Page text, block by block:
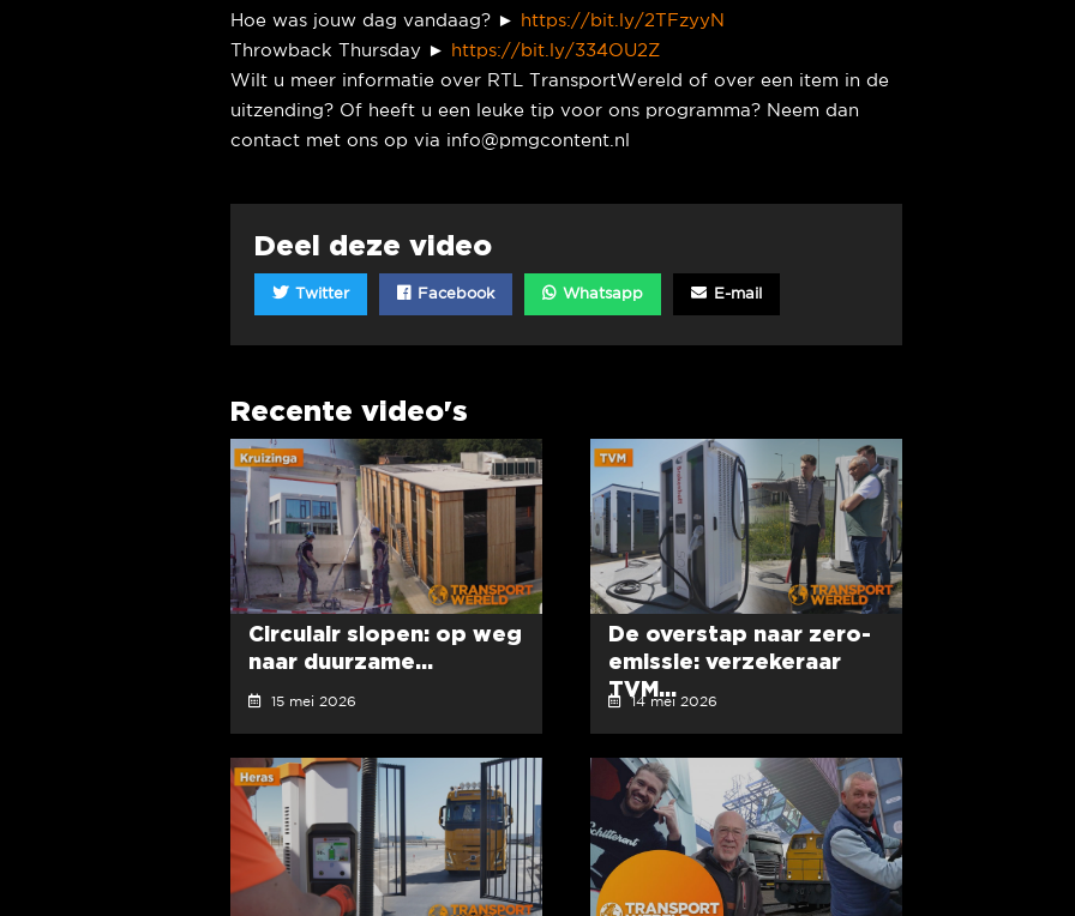
Hoe was jouw dag vandaag? ►
https://bit.ly/2TFzyyN
Throwback Thursday ►
https://bit.ly/334OU2Z
Wilt u meer informatie over RTL TransportWereld of over een item in de
uitzending? Of heeft u een leuke tip voor ons programma? Neem dan
contact met ons op via info@pmgcontent.nl
Deel deze video
Twitter Facebook Whatsapp E-mail
Recente video's
Circulair slopen: op weg
naar duurzame...
15 mei 2026
De overstap naar zero-
emissie: verzekeraar
TVM...
14 mei 2026